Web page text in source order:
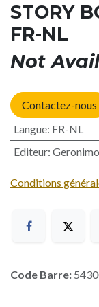
STORY
FR-NL
Not
Contactez-nous
Langue: FR-NL
Editeur:
Conditions
Code Barre: